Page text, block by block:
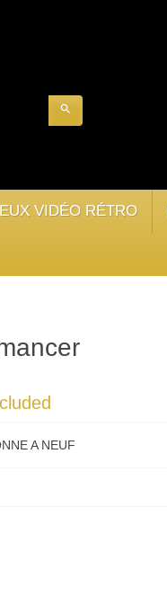
search
VIDÉO RÉTRO
A NEUF